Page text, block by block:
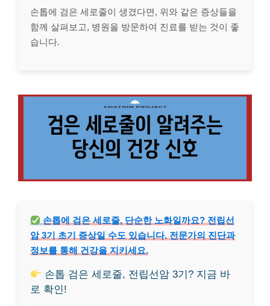
손톱에 검은 세로줄이 생겼다면, 위와 같은 증상들을
함께 살펴보고, 병원을 방문하여 진료를 받는 것이 좋
습니다.
손톱에 검은 세로줄, 단순한 노화일까요? 전립선
암 3기 초기 증상일 수도 있습니다. 전문가의 진단과
정보를 통해 건강을 지키세요.
손톱 검은 세로줄, 전립선암 3기? 지금 바
로 확인!